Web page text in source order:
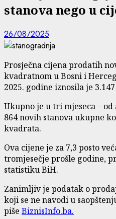
stanova nego u
26/08/2025
Prоsјеčnа ciјеnа prоdаtih
kvadratnom u Bosni i
2025. godine iznosila je
Ukupno je u tri mjeseca –
864 novih stanova ukupne
kvadrata.
Ova cijene je za 7,3 posto
tromjesečje prošle godine,
statistiku BiH.
Zanimljiv je podatak o
koji se ne navodi u
piše BiznisInfo.ba.